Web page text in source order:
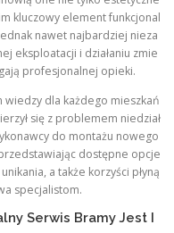
kluczowy element funkcjonal
nawet najbardziej nieza
eksploatacji i działaniu zmie
profesjonalnej opieki.
wiedzy dla każdego mieszkań
się z problemem niedział
do montażu nowego
dostępne opcje
a także korzyści płyną
specjalistom.
Serwis Bramy Jest I